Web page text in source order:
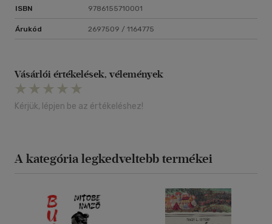
ISBN 9786155710001
Árukód 2697509 / 1164775
Vásárlói értékelések, vélemények
Kérjük, lépjen be az értékeléshez!
A kategória legkedveltebb termékei